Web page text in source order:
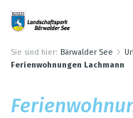
Sie sind hier: Bärwalder See
Ferienwohnungen Lachmann